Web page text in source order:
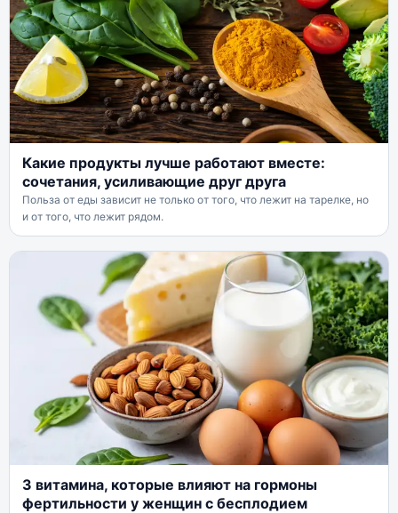
Какие продукты лучше работают вместе:
сочетания, усиливающие друг друга
Польза от еды зависит не только от того, что лежит на тарелке, но
и от того, что лежит рядом.
3 витамина, которые влияют на гормоны
фертильности у женщин с бесплодием